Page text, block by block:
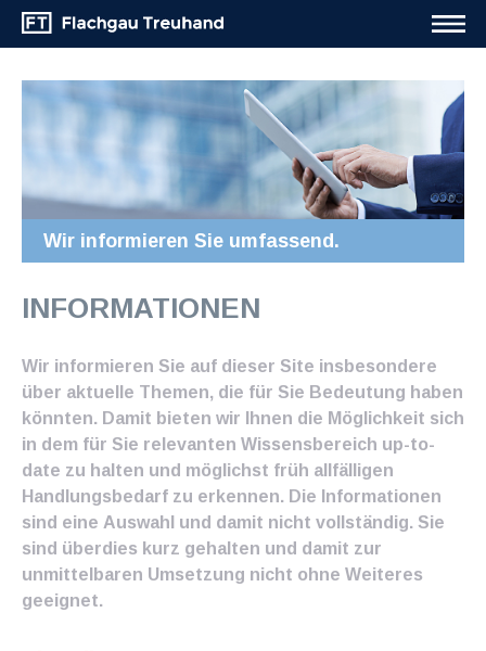
Wir informieren Sie umfassend.
INFORMATIONEN
Wir informieren Sie auf dieser Site insbesondere
über aktuelle Themen, die für Sie Bedeutung haben
könnten. Damit bieten wir Ihnen die Möglichkeit sich
in dem für Sie relevanten Wissensbereich up-to-
date zu halten und möglichst früh allfälligen
Handlungsbedarf zu erkennen. Die Informationen
sind eine Auswahl und damit nicht vollständig. Sie
sind überdies kurz gehalten und damit zur
unmittelbaren Umsetzung nicht ohne Weiteres
geeignet.